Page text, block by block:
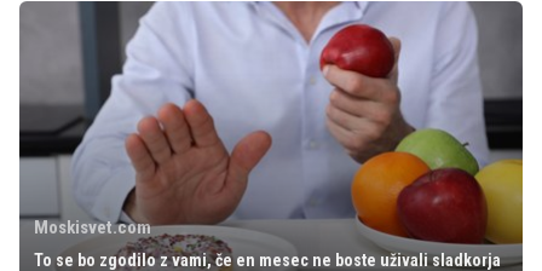
Moskisvet.com
To se bo zgodilo z vami, če en mesec ne boste uživali sladkorja